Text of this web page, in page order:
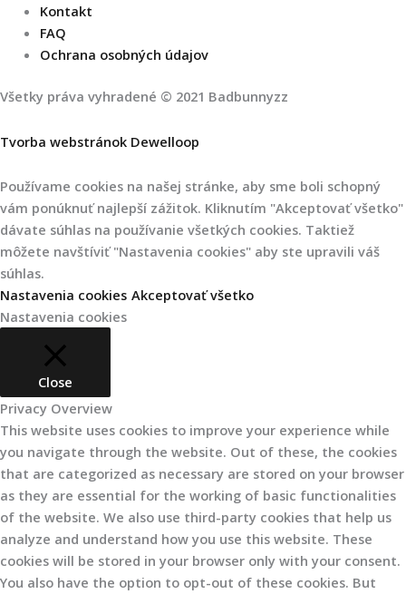
Kontakt
FAQ
Ochrana osobných údajov
Všetky práva vyhradené © 2021 Badbunnyzz
Tvorba webstránok Dewelloop
Používame cookies na našej stránke, aby sme boli schopný
vám ponúknuť najlepší zážitok. Kliknutím "Akceptovať všetko"
dávate súhlas na používanie všetkých cookies. Taktiež
môžete navštíviť "Nastavenia cookies" aby ste upravili váš
súhlas.
Nastavenia cookies Akceptovať všetko
Nastavenia cookies
Close
Privacy Overview
This website uses cookies to improve your experience while
you navigate through the website. Out of these, the cookies
that are categorized as necessary are stored on your browser
as they are essential for the working of basic functionalities
of the website. We also use third-party cookies that help us
analyze and understand how you use this website. These
cookies will be stored in your browser only with your consent.
You also have the option to opt-out of these cookies. But